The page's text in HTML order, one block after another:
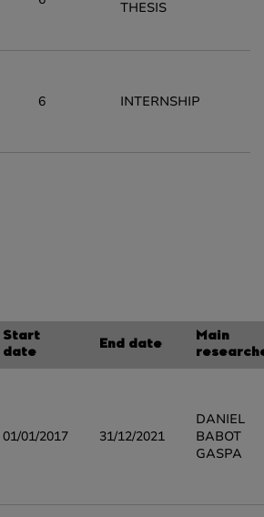
THESIS
6 INTERNSHIP
Start
date
End date
Main
01/01/2017 31/12/2021
DANIEL
BABOT
GASPA